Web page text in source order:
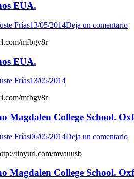
EUA.
Frías13/05/2014Deja un comentario
mfbgv8r
EUA.
Frías13/05/2014
mfbgv8r
Magdalen College School.
Frías06/05/2014Deja un comentario
tinyurl.com/mvauusb
Magdalen College School.